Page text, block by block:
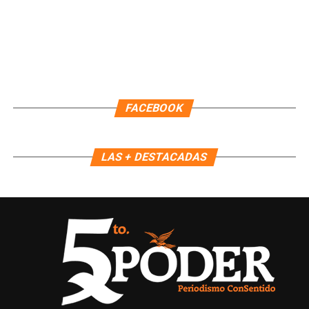
Únete al canal oficial de WhatsApp de
en tu teléfono.
FACEBOOK
LAS + DESTACADAS